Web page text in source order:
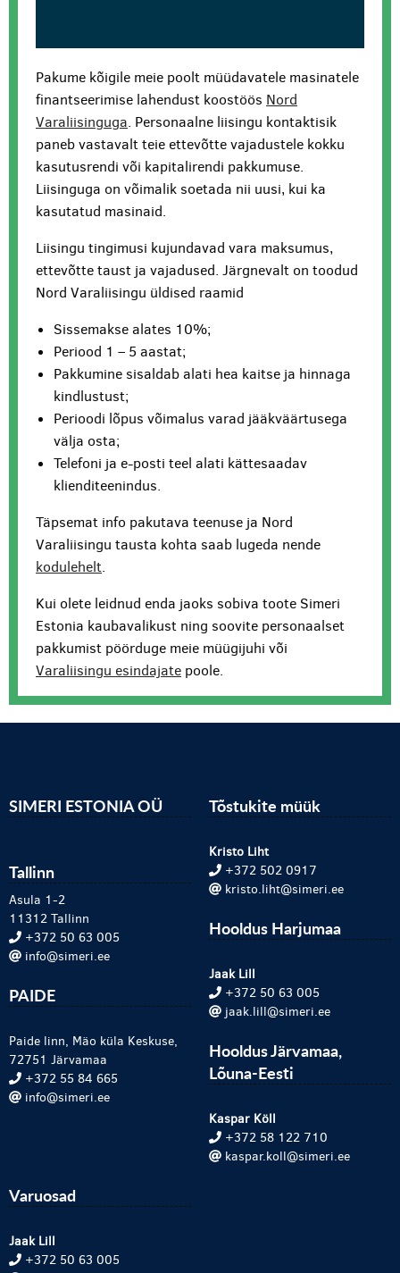
Pakume kõigile meie poolt müüdavatele masinatele
finantseerimise lahendust koostöös Nord
Varaliisinguga. Personaalne liisingu kontaktisik
paneb vastavalt teie ettevõtte vajadustele kokku
kasutusrendi või kapitalirendi pakkumuse.
Liisinguga on võimalik soetada nii uusi, kui ka
kasutatud masinaid.
Liisingu tingimusi kujundavad vara maksumus,
ettevõtte taust ja vajadused. Järgnevalt on toodud
Nord Varaliisingu üldised raamid
Sissemakse alates 10%;
Periood 1 – 5 aastat;
Pakkumine sisaldab alati hea kaitse ja hinnaga
kindlustust;
Perioodi lõpus võimalus varad jääkväärtusega
välja osta;
Telefoni ja e-posti teel alati kättesaadav
klienditeenindus.
Täpsemat info pakutava teenuse ja Nord
Varaliisingu tausta kohta saab lugeda nende
kodulehelt.
Kui olete leidnud enda jaoks sobiva toote Simeri
Estonia kaubavalikust ning soovite personaalset
pakkumist pöörduge meie müügijuhi või
Varaliisingu esindajate poole.
SIMERI ESTONIA OÜ
Tallinn
Asula 1-2
11312 Tallinn
+372 50 63 005
info@simeri.ee
PAIDE
Paide linn, Mäo küla Keskuse,
72751 Järvamaa
+372 55 84 665
info@simeri.ee
Tõstukite müük
Kristo Liht
+372 502 0917
kristo.liht@simeri.ee
Hooldus Harjumaa
Jaak Lill
+372 50 63 005
jaak.lill@simeri.ee
Hooldus Järvamaa,
Lõuna-Eesti
Kaspar Köll
+372 58 122 710
kaspar.koll@simeri.ee
Varuosad
Jaak Lill
+372 50 63 005